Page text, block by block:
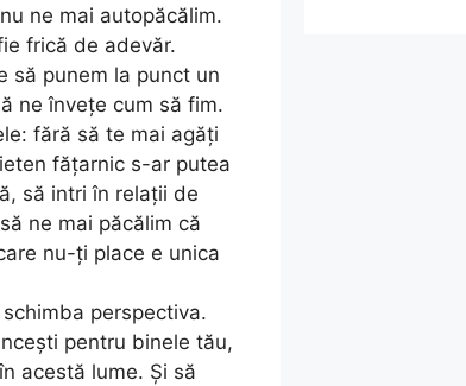
ne mai autopăcălim.
frică de adevăr.
să punem la punct un
ne învețe cum să fim.
fără să te mai agăți
fățarnic s-ar putea
să intri în relații de
ne mai păcălim că
nu-ți place e unica
perspectiva.
pentru binele tău,
acestă lume. Și să